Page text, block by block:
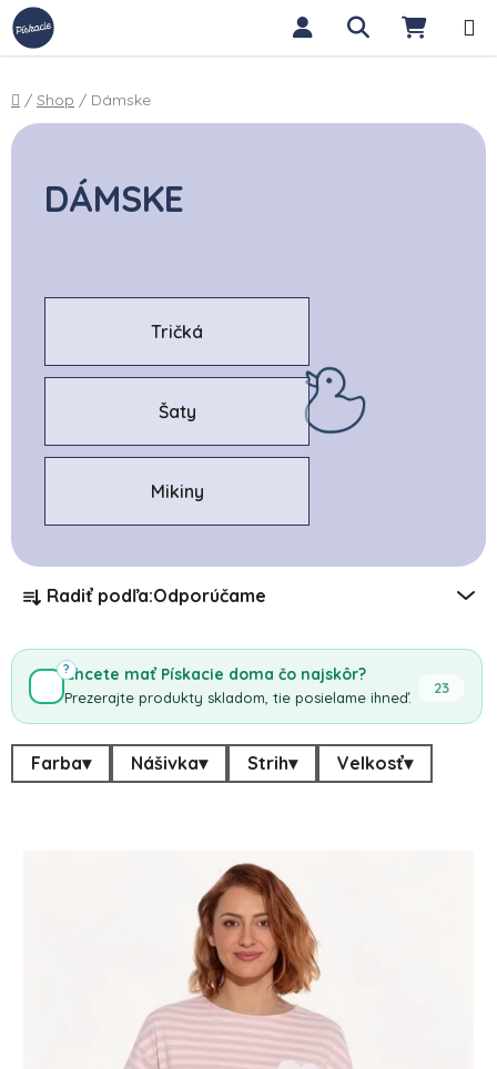
Prejsť na obsah Hľadať
Domov
/ Shop / Dámske
DÁMSKE
Tričká
Šaty
Mikiny
Radenie produktov
Radiť podľa:Odporúčame
Chcete mať Pískacie doma čo najskôr?
Prezerajte produkty skladom, tie posielame ihneď.
23
?
Farba▾ Nášivka▾ Strih▾ Velkosť▾
Výpis produktov